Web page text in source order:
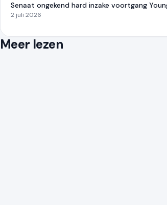
Senaat ongekend hard inzake voortgang
2 juli 2026
Meer lezen